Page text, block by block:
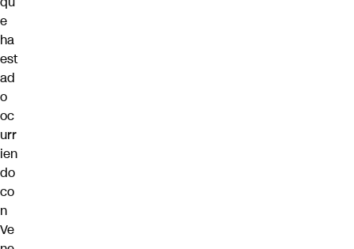
e
ha
est
ad
o
oc
urr
ien
do
co
n
Ve